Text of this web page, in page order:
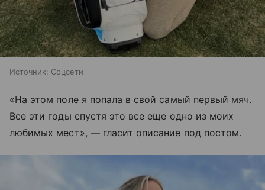
Источник: Соцсети
«На этом поле я попала в свой самый первый мяч.
Все эти годы спустя это все еще одно из моих
любимых мест», — гласит описание под постом.